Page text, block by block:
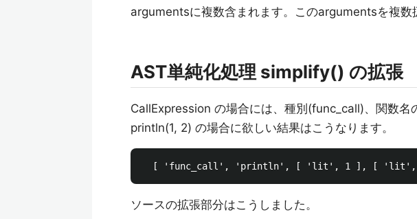
argumentsに複数含まれます。このargumentsを複数
AST単純化処理 simplify() の拡張
CallExpression の場合には、種別(func_call)、関数名
println(1, 2) の場合に欲しい結果はこうなります。
ソースの拡張部分はこうしました。